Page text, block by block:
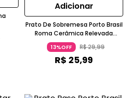
Adicionar
Prato De Sobremesa Porto Brasil
Roma Cerâmica Relevada
Branco
13%OFF R$29,99
R$ 25,99